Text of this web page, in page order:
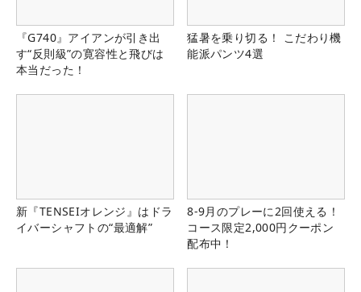
『G740』アイアンが引き出
す“反則級”の寛容性と飛びは
本当だった！
猛暑を乗り切る！ こだわり機
能派パンツ4選
新『TENSEIオレンジ』はドラ
イバーシャフトの“最適解”
8-9月のプレーに2回使える！
コース限定2,000円クーポン
配布中！